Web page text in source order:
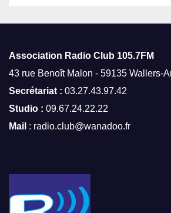
Association Radio Club 105.7FM
43 rue Benoît Malon - 59135 Wallers-
Secrétariat : 03.27.43.97.42
Studio : 09.67.24.22.22
Mail : radio.club@wanadoo.fr